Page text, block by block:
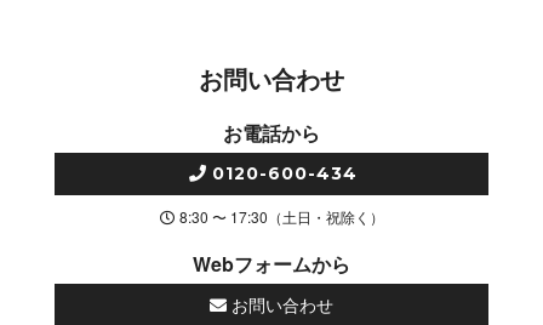
お問い合わせ
お電話から
0120-600-434
8:30 〜 17:30（土日・祝除く）
Webフォームから
お問い合わせ